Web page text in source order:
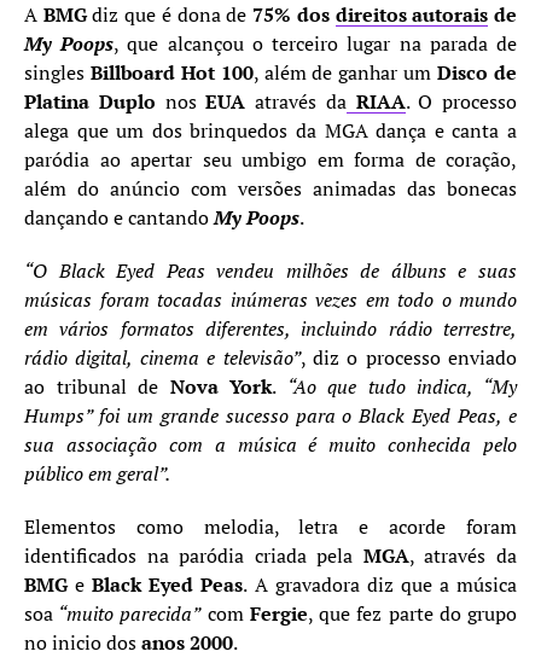
A BMGdiz que é dona de 75% dos direitos autorais de
My Poops, que alcançou o terceiro lugar na parada de
singles Billboard Hot 100, além de ganhar umDisco de
Platina Duplo nosEUA através daRIAA. O processo
alega que um dos brinquedos da MGA dança e canta a
paródia ao apertar seu umbigo em forma de coração,
além do anúncio com versões animadas das bonecas
dançando e cantandoMy Poops.
“O Black Eyed Peas vendeu milhões de álbuns e suas
músicas foram tocadas inúmeras vezes em todo o mundo
em vários formatos diferentes, incluindo rádio terrestre,
rádio digital, cinema e televisão”, diz o processo enviado
ao tribunal de Nova York. “Ao que tudo indica, “My
Humps” foi um grande sucesso para o Black Eyed Peas, e
sua associação com a música é muito conhecida pelo
público em geral”.
Elementos como melodia, letra e acorde foram
identificados na paródia criada pela MGA, através da
BMGeBlack Eyed Peas. A gravadora diz que a música
soa “muito parecida”com Fergie, que fez parte do grupo
no inicio dosanos 2000.